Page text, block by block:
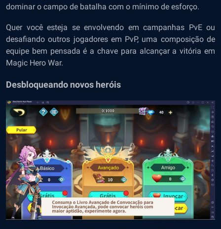
dominar o campo de batalha com o mínimo de esforço.
Quer você esteja se envolvendo em campanhas PvE ou
desafiando outros jogadores em PvP, uma composição de
equipe bem pensada é a chave para alcançar a vitória em
Magic Hero War.
Desbloqueando novos heróis